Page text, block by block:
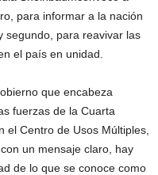
para informar a la nación
segundo, para reavivar las
el país en unidad.
que encabeza
fuerzas de la Cuarta
el Centro de Usos Múltiples,
un mensaje claro, hay
de lo que se conoce como